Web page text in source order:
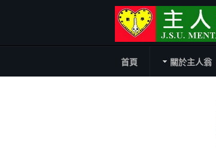
首頁 關於主人翁